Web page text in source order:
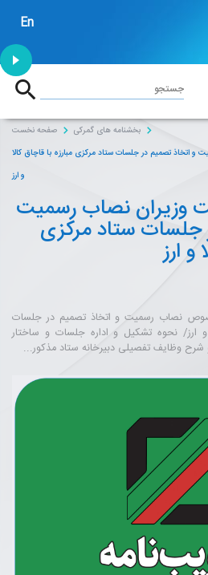
En
جستجو
صفحه نخست
بخشنامه های گمرکی
اتخاذ تصمیم در جلسات ستاد مرکزی مبارزه با قاچاق کالا
و ارز
وزیران نصاب رسمیت
جلسات ستاد مرکزی
و ارز
نصاب رسمیت و اتخاذ تصمیم در جلسات
و ارز/ نحوه تشکیل و اداره جلسات و ساختار
شرح وظایف تفصیلی دبیرخانه ستاد مذکور...
1:53